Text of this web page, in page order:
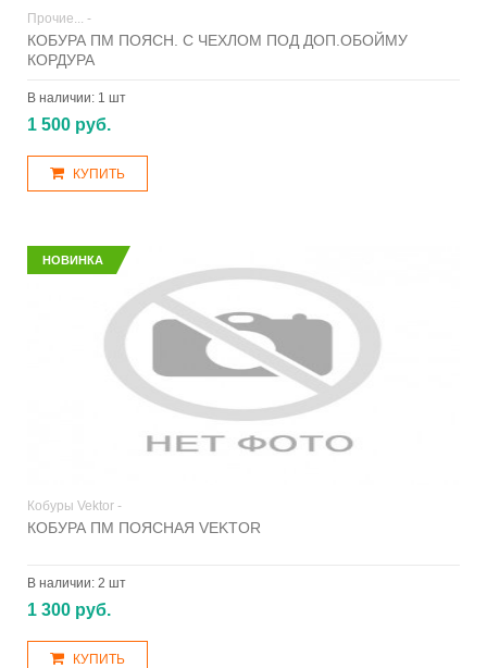
Прочие... -
КОБУРА ПМ ПОЯСН. С ЧЕХЛОМ ПОД ДОП.ОБОЙМУ
КОРДУРА
В наличии: 1 шт
1 500 руб.
КУПИТЬ
НОВИНКА
Кобуры Vektor -
КОБУРА ПМ ПОЯСНАЯ VEKTOR
В наличии: 2 шт
1 300 руб.
КУПИТЬ